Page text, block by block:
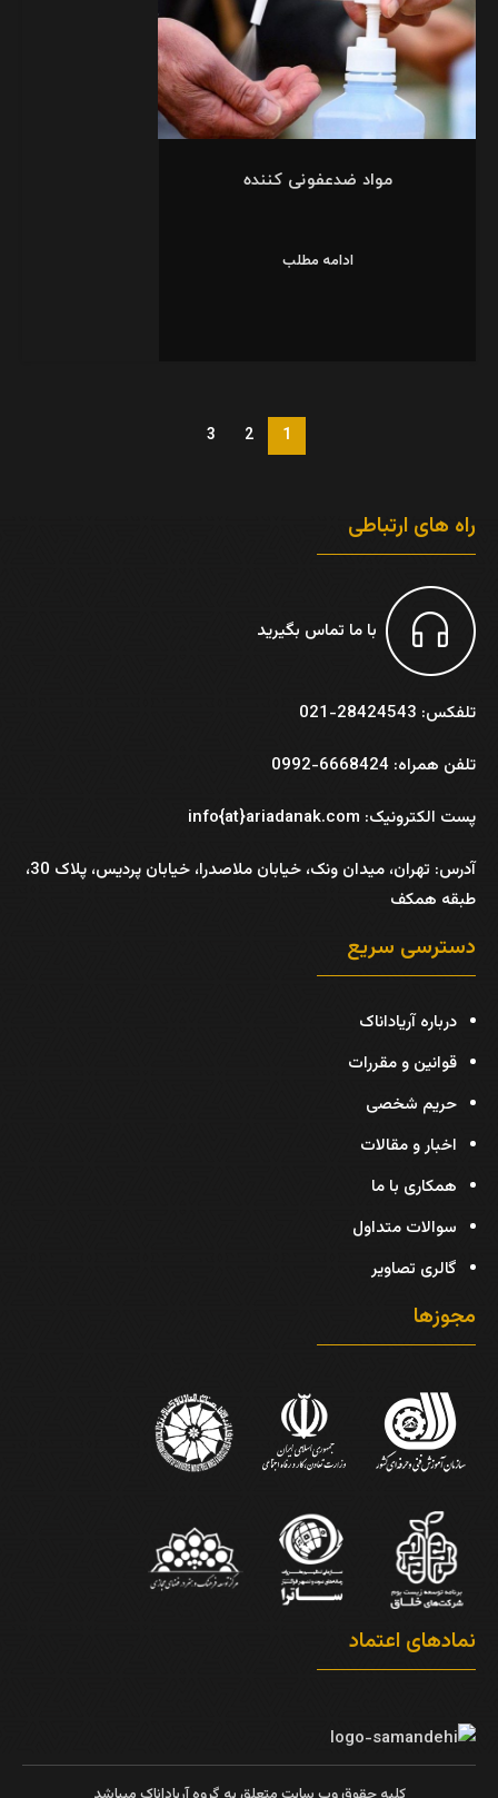
مواد ضدعفونی کننده
ادامه مطلب
1
2
3
راه های ارتباطی
با ما تماس بگیرید
تلفکس: 28424543-021
تلفن همراه: 6668424-0992
پست الکترونیک: info{at}ariadanak.com
آدرس:
تهران، میدان ونک، خیابان ملاصدرا، خیابان پردیس، پلاک 30،
طبقه همکف
دسترسی سریع
درباره آریاداناک
قوانین و مقررات
حریم شخصی
اخبار و مقالات
همکاری با ما
سوالات متداول
گالری تصاویر
مجوزها
نمادهای اعتماد